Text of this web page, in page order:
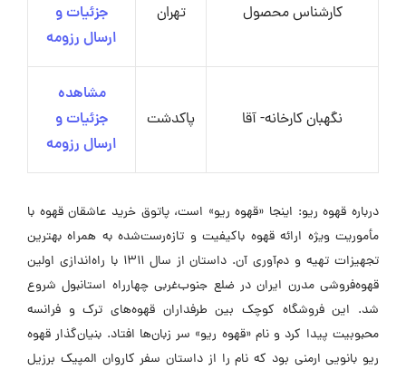
کارشناس محصول تهران
جزئیات و
ارسال رزومه
نگهبان کارخانه- آقا پاکدشت
مشاهده
جزئیات و
ارسال رزومه
درباره قهوه ریو: اینجا «قهوه ریو» است، پاتوق خرید عاشقان قهوه با
مأموریت ویژه ارائه قهوه باکیفیت و تازه‌رست‌شده به همراه بهترین
تجهیزات تهیه و دم‌آوری آن. داستان از سال ۱۳۱۱ با راه‌اندازی اولین
قهوه‌فروشی مدرن ایران در ضلع جنوب‌غربی چهارراه استانبول شروع
شد. این فروشگاه کوچک بین طرفداران قهوه‌های ترک و فرانسه
محبوبیت پیدا کرد و نام «قهوه ریو» سر زبان‌ها افتاد. بنیان‌گذار قهوه
ریو بانویی ارمنی بود که نام را از داستان سفر کاروان المپیک برزیل